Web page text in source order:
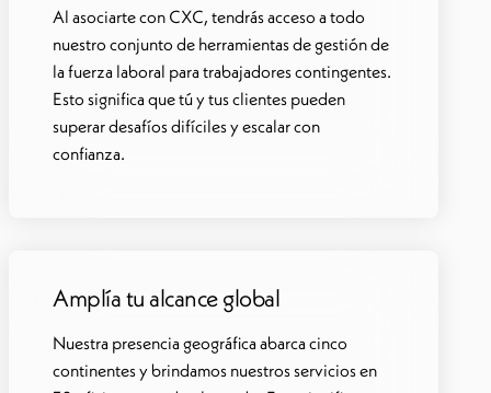
Al asociarte con CXC, tendrás acceso a todo
nuestro conjunto de herramientas de gestión de
la fuerza laboral para trabajadores contingentes.
Esto significa que tú y tus clientes pueden
superar desafíos difíciles y escalar con
confianza.
Amplía tu alcance global
Nuestra presencia geográfica abarca cinco
continentes y brindamos nuestros servicios en